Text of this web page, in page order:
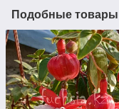
Подобные